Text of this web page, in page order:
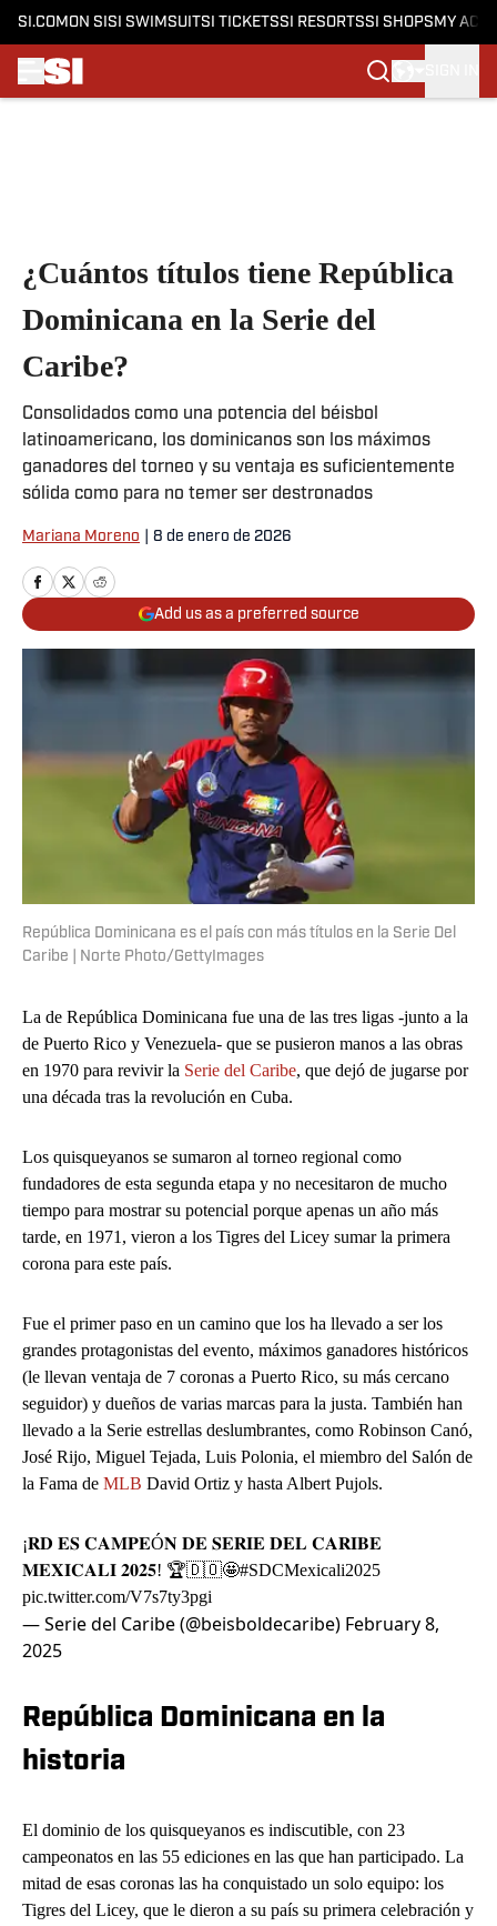
SI.COM ON SI SI SWIMSUITSI TICKETSSI RESORTSSI SHOPS MY
¿Cuántos títulos tiene República
Dominicana en la Serie del
Caribe?
Consolidados como una potencia del béisbol
latinoamericano, los dominicanos son los máximos
ganadores del torneo y su ventaja es suficientemente
sólida como para no temer ser destronados
Mariana Moreno 8 de enero de 2026
Add us as a preferred source
República Dominicana es el país con más títulos en la Serie Del
Caribe | Norte Photo/GettyImages
La de República Dominicana fue una de las tres ligas -junto a la
de Puerto Rico y Venezuela- que se pusieron manos a las obras
en 1970 para revivir la Serie del Caribe, que dejó de jugarse por
una década tras la revolución en Cuba.
Los quisqueyanos se sumaron al torneo regional como
fundadores de esta segunda etapa y no necesitaron de mucho
tiempo para mostrar su potencial porque apenas un año más
tarde, en 1971, vieron a los Tigres del Licey sumar la primera
corona para este país.
Fue el primer paso en un camino que los ha llevado a ser los
grandes protagonistas del evento, máximos ganadores históricos
(le llevan ventaja de 7 coronas a Puerto Rico, su más cercano
seguidor) y dueños de varias marcas para la justa. También han
llevado a la Serie estrellas deslumbrantes, como Robinson Canó,
José Rijo, Miguel Tejada, Luis Polonia, el miembro del Salón de
la Fama de MLB David Ortiz y hasta Albert Pujols.
¡𝐑𝐃 𝐄𝐒 𝐂𝐀𝐌𝐏𝐄Ó𝐍 𝐃𝐄 𝐒𝐄𝐑𝐈𝐄 𝐃𝐄𝐋 𝐂𝐀𝐑𝐈𝐁𝐄
𝐌𝐄𝐗𝐈𝐂𝐀𝐋𝐈 𝟐𝟎𝟐𝟓! 🏆🇩🇴🤩#SDCMexicali2025
pic.twitter.com/V7s7ty3pgi
— Serie del Caribe (@beisboldecaribe) February 8,
2025
República Dominicana en la
historia
El dominio de los quisqueyanos es indiscutible, con 23
campeonatos en las 55 ediciones en las que han participado. La
mitad de esas coronas las ha conquistado un solo equipo: los
Tigres del Licey, que le dieron a su país su primera celebración y